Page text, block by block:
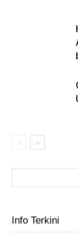
Info Terkini